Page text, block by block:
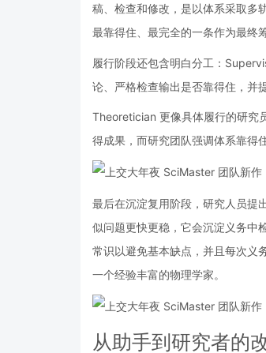
稿、检查和修改，是以体系采取多
最靠得住、最完全的一条作为最终
履行阶段还包含明白分工：
论、严格检查输出是否靠得住，并
Theoretician 更像具体履行的研究
得成果，而研究团队强调体系靠得
最后在沉淀复用阶段，研究人员提
似问题更快更稳，它会沉淀义务中
常识以避免基本缺点，并且每次义
一个经验丰富的物理学家。
从助手到研究者的